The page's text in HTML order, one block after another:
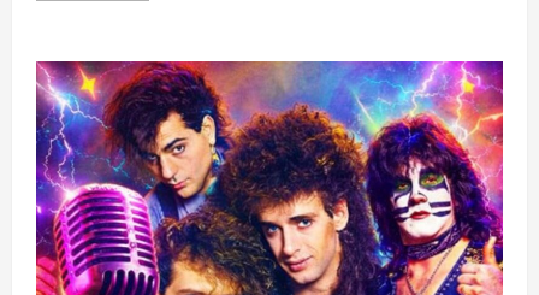
Punta
de
Lobos
lanza
proyecto
de
educación
ambiental
diseñado
en
conjunto
con
la
comunidad